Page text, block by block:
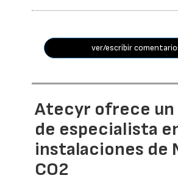
ver/escribir
Atecyr ofrece un
de especialista
instalaciones de
CO2